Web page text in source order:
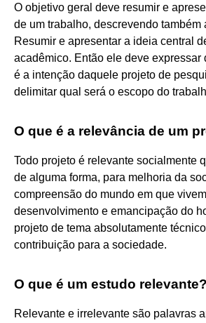
O objetivo geral deve resumir e
de um trabalho, descrevendo também
Resumir e apresentar a ideia central
acadêmico. Então ele deve expressar
é a intenção daquele projeto de
delimitar qual será o escopo do
O que é a relevância de um
Todo projeto é relevante socialmente
de alguma forma, para melhoria da
compreensão do mundo em que
desenvolvimento e emancipação do
projeto de tema absolutamente
contribuição para a sociedade.
O que é um estudo relevante?
Relevante e irrelevante são palavras